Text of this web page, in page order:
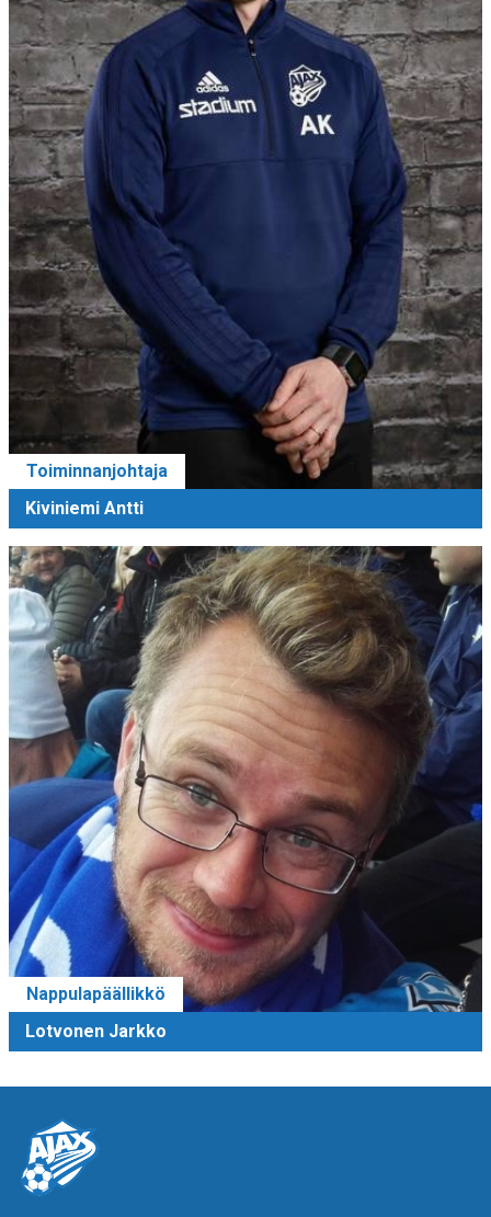
Toiminnanjohtaja
Kiviniemi Antti
Nappulapäällikkö
Lotvonen Jarkko